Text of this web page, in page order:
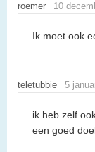
roemer 10
Ik moet ook
teletubbie 5
ik heb zelf
een goed